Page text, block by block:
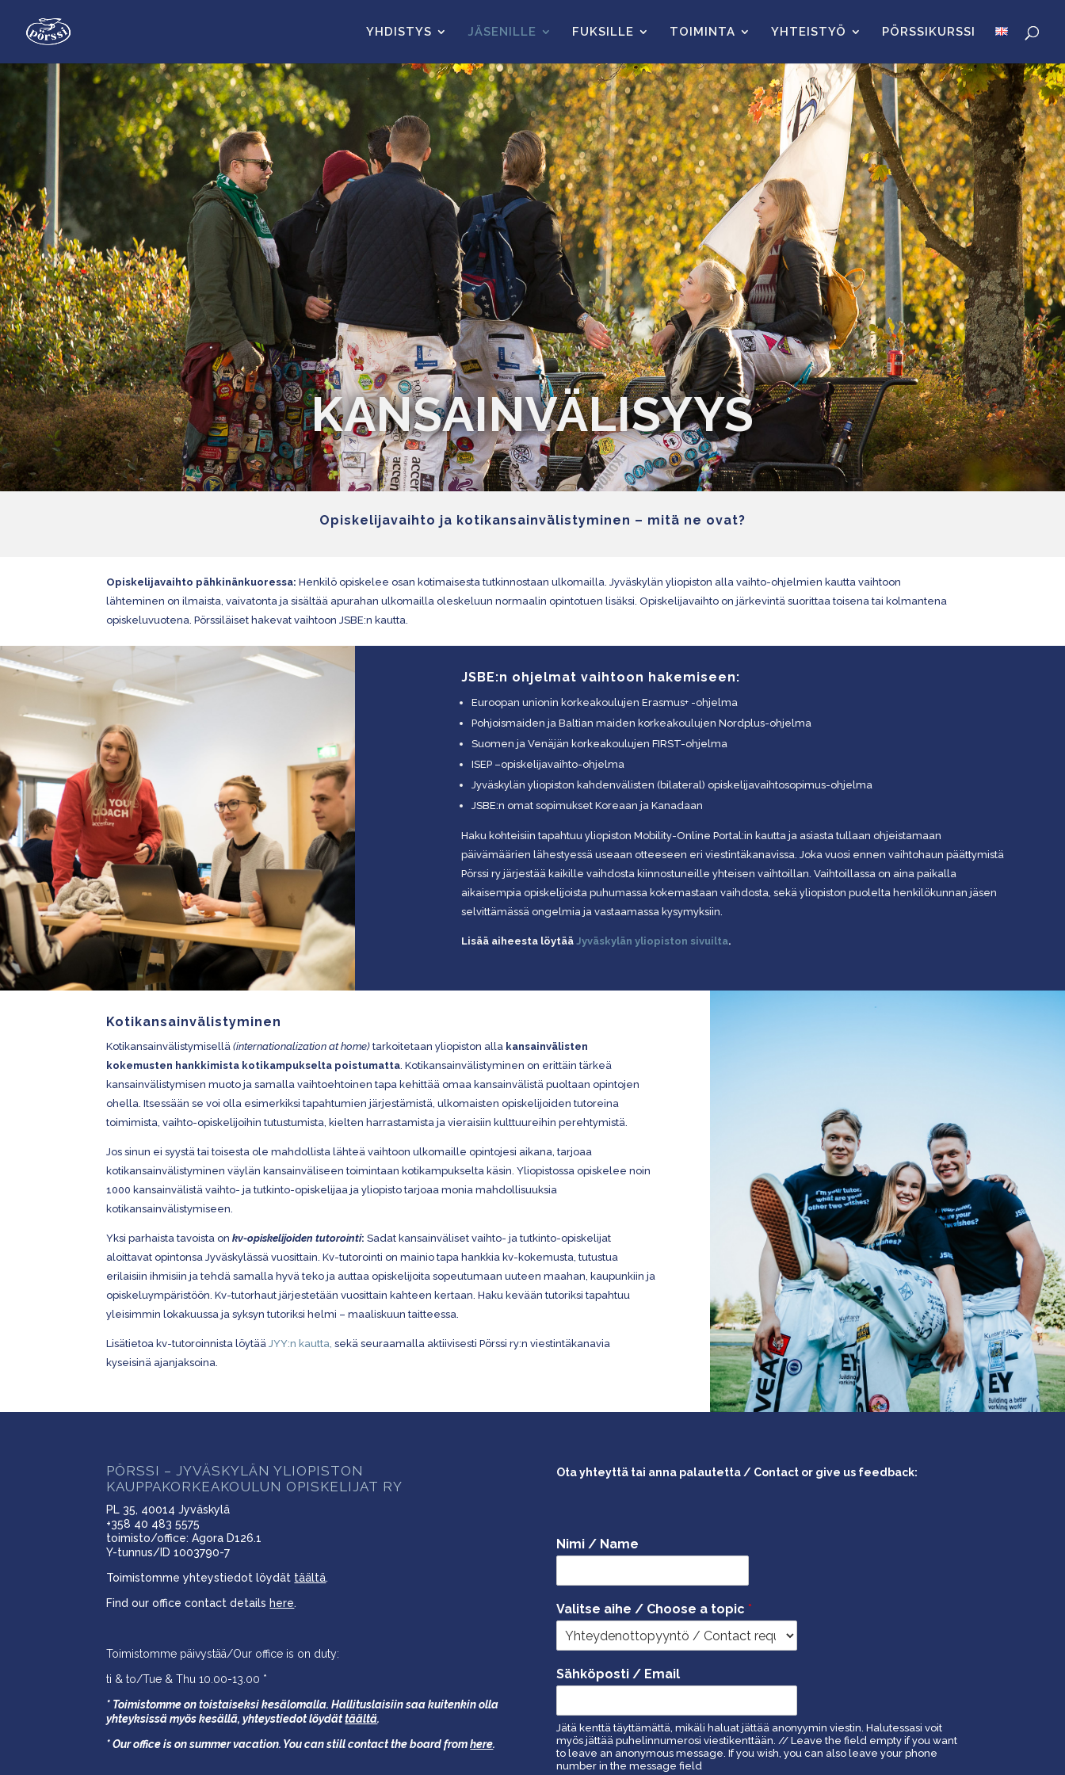
YHDISTYS JÄSENILLE FUKSILLE TOIMINTA YHTEISTYÖ PÖRSSIKURSSI
KANSAINVÄLISYYS
Opiskelijavaihto ja kotikansainvälistyminen – mitä ne ovat?
Opiskelijavaihto pähkinänkuoressa: Henkilö opiskelee osan kotimaisesta tutkinnostaan ulkomailla. Jyväskylän yliopiston alla vaihto-ohjelmien kautta vaihtoon
lähteminen on ilmaista, vaivatonta ja sisältää apurahan ulkomailla oleskeluun normaalin opintotuen lisäksi. Opiskelijavaihto on järkevintä suorittaa toisena tai kolmantena
opiskeluvuotena. Pörssiläiset hakevat vaihtoon JSBE:n kautta.
JSBE:n ohjelmat vaihtoon hakemiseen:
Euroopan unionin korkeakoulujen Erasmus+ -ohjelma
Pohjoismaiden ja Baltian maiden korkeakoulujen Nordplus-ohjelma
Suomen ja Venäjän korkeakoulujen FIRST-ohjelma
ISEP –opiskelijavaihto-ohjelma
Jyväskylän yliopiston kahdenvälisten (bilateral) opiskelijavaihtosopimus-ohjelma
JSBE:n omat sopimukset Koreaan ja Kanadaan
Haku kohteisiin tapahtuu yliopiston Mobility-Online Portal:in kautta ja asiasta tullaan ohjeistamaan
päivämäärien lähestyessä useaan otteeseen eri viestintäkanavissa. Joka vuosi ennen vaihtohaun päättymistä
Pörssi ry järjestää kaikille vaihdosta kiinnostuneille yhteisen vaihtoillan. Vaihtoillassa on aina paikalla
aikaisempia opiskelijoista puhumassa kokemastaan vaihdosta, sekä yliopiston puolelta henkilökunnan jäsen
selvittämässä ongelmia ja vastaamassa kysymyksiin.
Lisää aiheesta löytääJyväskylän yliopiston sivuilta.
Kotikansainvälistyminen
Kotikansainvälistymisellä(internationalization at home) tarkoitetaan yliopiston alla kansainvälisten
kokemusten hankkimista kotikampukselta poistumatta . Kotikansainvälistyminen on erittäin tärkeä
kansainvälistymisen muoto ja samalla vaihtoehtoinen tapa kehittää omaa kansainvälistä puoltaan opintojen
ohella. Itsessään se voi olla esimerkiksi tapahtumien järjestämistä, ulkomaisten opiskelijoiden tutoreina
toimimista, vaihto-opiskelijoihin tutustumista, kielten harrastamista ja vieraisiin kulttuureihin perehtymistä.
Jos sinun ei syystä tai toisesta ole mahdollista lähteä vaihtoon ulkomaille opintojesi aikana, tarjoaa
kotikansainvälistyminen väylän kansainväliseen toimintaan kotikampukselta käsin. Yliopistossa opiskelee noin
1000 kansainvälistä vaihto- ja tutkinto-opiskelijaa ja yliopisto tarjoaa monia mahdollisuuksia
kotikansainvälistymiseen.
Yksi parhaista tavoista on kv-opiskelijoiden tutorointi: Sadat kansainväliset vaihto- ja tutkinto-opiskelijat
aloittavat opintonsa Jyväskylässä vuosittain. Kv-tutorointi on mainio tapa hankkia kv-kokemusta, tutustua
erilaisiin ihmisiin ja tehdä samalla hyvä teko ja auttaa opiskelijoita sopeutumaan uuteen maahan, kaupunkiin ja
opiskeluympäristöön. Kv-tutorhaut järjestetään vuosittain kahteen kertaan. Haku kevään tutoriksi tapahtuu
yleisimmin lokakuussa ja syksyn tutoriksi helmi – maaliskuun taitteessa.
Lisätietoa kv-tutoroinnista löytääJYY:n kautta, sekä seuraamalla aktiivisesti Pörssi ry:n viestintäkanavia
kyseisinä ajanjaksoina.
PÖRSSI – JYVÄSKYLÄN YLIOPISTON
KAUPPAKORKEAKOULUN OPISKELIJAT RY
PL 35, 40014 Jyväskylä
+358 40 483 5575
toimisto/office: Agora D126.1
Y-tunnus/ID 1003790-7
Toimistomme yhteystiedot löydät täältä.
Find our office contact details here.
Toimistomme päivystää/Our office is on duty:
ti & to/Tue & Thu 10.00-13.00 *
* Toimistomme on toistaiseksi kesälomalla. Hallituslaisiin saa kuitenkin olla
yhteyksissä myös kesällä,yhteystiedot löydättäältä.
* Our office is on summer vacation. You can still contact the board fromhere.
Ota yhteyttä tai anna palautetta / Contact or give us feedback:
Nimi / Name
Valitse aihe / Choose a topic *
Sähköposti / Email
Jätä kenttä täyttämättä, mikäli haluat jättää anonyymin viestin. Halutessasi voit
myös jättää puhelinnumerosi viestikenttään. // Leave the field empty if you want
to leave an anonymous message. If you wish, you can also leave your phone
number in the message field